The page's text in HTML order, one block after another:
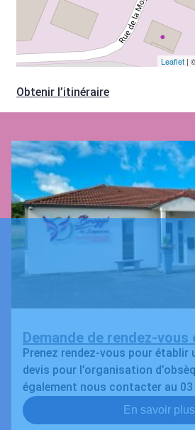
Leaflet|
Obtenir l’itinéraire
Demande de rendez-vous
Prenez rendez-vous pour établir
devis pour l’organisation
également nous contacter au 03
En savoir plus